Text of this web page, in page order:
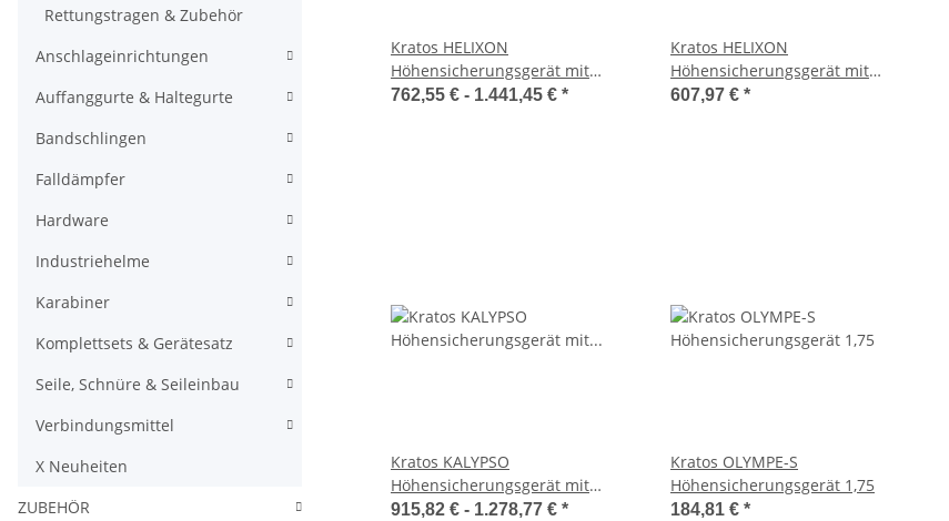
Kratos HELIXON
Höhensicherungsgerät mit
Edelstahldrahtseil 10 m - 30 m
762,55 € - 1.441,45 € *
Kratos HELIXON
Höhensicherungsgerät mit
Polyestergurtband 12 m
607,97 € *
Kratos KALYPSO
Höhensicherungsgerät mit
Stahldrahtseil 10 m & 20 m
915,82 € - 1.278,77 € *
Kratos OLYMPE-S
Höhensicherungsgerät 1,75
184,81 € *
Rettungstragen & Zubehör
Anschlageinrichtungen
Auffanggurte & Haltegurte
Bandschlingen
Falldämpfer
Hardware
Industriehelme
Karabiner
Komplettsets & Gerätesatz
Seile, Schnüre & Seileinbau
Verbindungsmittel
X Neuheiten
ZUBEHÖR